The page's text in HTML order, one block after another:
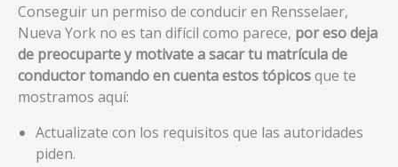
Conseguir un permiso de conducir en Rensselaer,
Nueva York no es tan difícil como parece, por eso deja
de preocuparte y motivate a sacar tu matrícula de
conductor tomando en cuenta estos tópicosque te
mostramos aquí:
Actualizate con los requisitos que las autoridades
piden.